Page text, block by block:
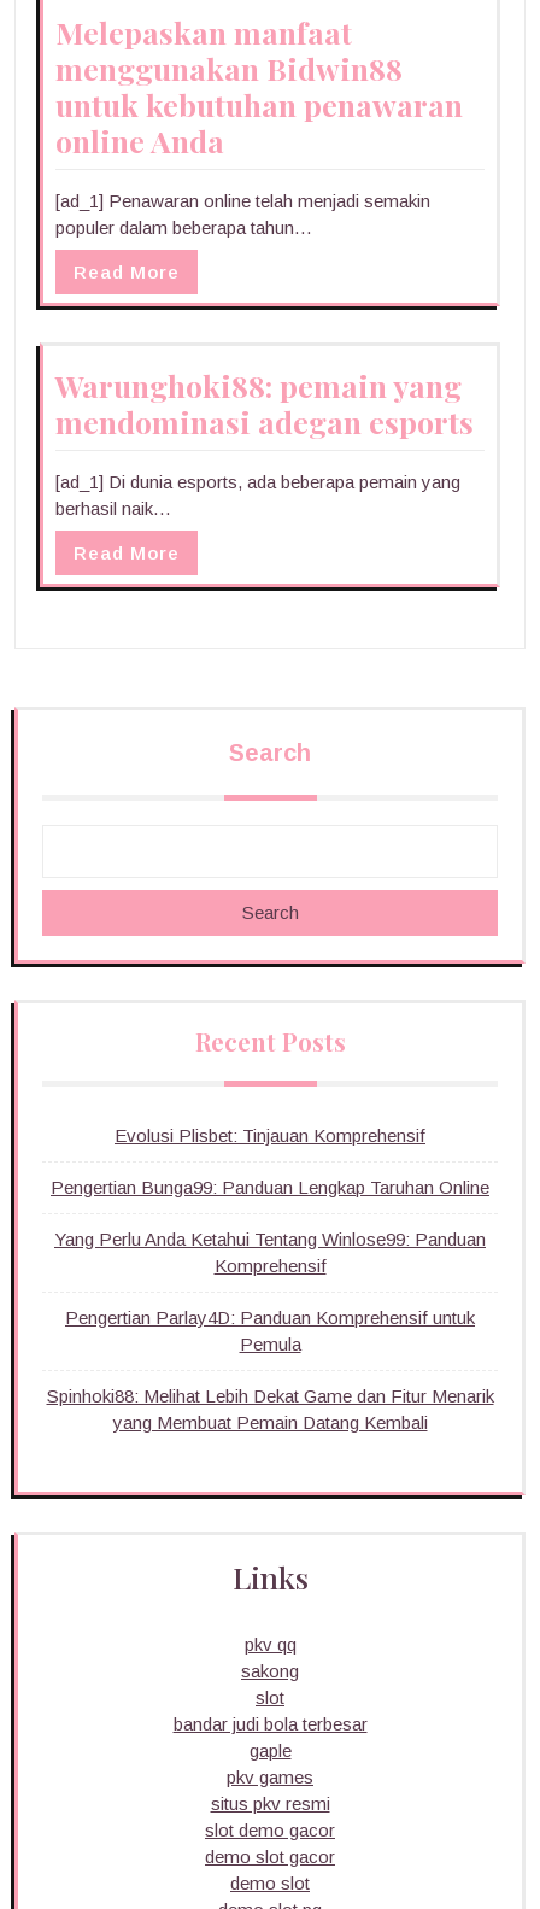
Melepaskan manfaat
menggunakan Bidwin88
untuk kebutuhan penawaran
online Anda
[ad_1] Penawaran online telah menjadi semakin
populer dalam beberapa tahun…
Read More
Warunghoki88: pemain yang
mendominasi adegan esports
[ad_1] Di dunia esports, ada beberapa pemain yang
berhasil naik…
Read More
Search
Search
Recent Posts
Evolusi Plisbet: Tinjauan Komprehensif
Pengertian Bunga99: Panduan Lengkap Taruhan Online
Yang Perlu Anda Ketahui Tentang Winlose99: Panduan
Komprehensif
Pengertian Parlay4D: Panduan Komprehensif untuk
Pemula
Spinhoki88: Melihat Lebih Dekat Game dan Fitur Menarik
yang Membuat Pemain Datang Kembali
Links
pkv qq
sakong
slot
bandar judi bola terbesar
gaple
pkv games
situs pkv resmi
slot demo gacor
demo slot gacor
demo slot